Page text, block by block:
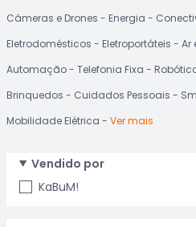
Mais Vendidos
Câmeras e Drones
Energia
Eletrodomésticos
Eletroportáteis Ar
Automação
Telefonia Fixa
Brinquedos
Cuidados Pessoais
Mobilidade Elétrica
Ver mais
Vendido por
KaBuM!